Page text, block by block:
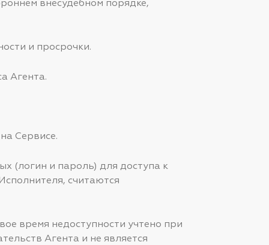
внесудебном порядке,
и просрочки.
Агента.
Сервисе.
(логин и пароль) для доступа к
считаются
время недоступности учтено при
Агента и не является